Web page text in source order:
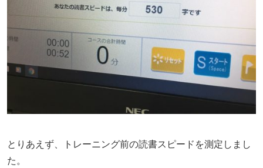
とりあえず、トレーニング前の読書スピードを測定しまし
た。